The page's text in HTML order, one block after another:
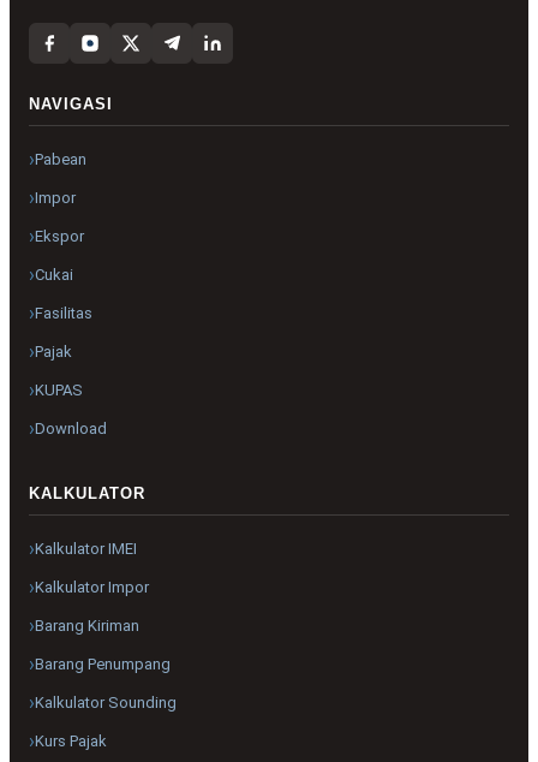
NAVIGASI
Pabean
Impor
Ekspor
Cukai
Fasilitas
Pajak
KUPAS
Download
KALKULATOR
Kalkulator IMEI
Kalkulator Impor
Barang Kiriman
Barang Penumpang
Kalkulator Sounding
Kurs Pajak